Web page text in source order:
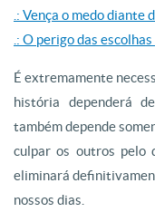
.: Vença o medo diante
.: O perigo das
É extremamente
história dependerá
também depende
culpar os outros pelo
eliminará
nossos dias.